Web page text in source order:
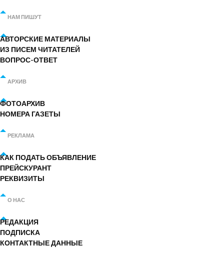
НАМ ПИШУТ
АВТОРСКИЕ МАТЕРИАЛЫ
ИЗ ПИСЕМ ЧИТАТЕЛЕЙ
ВОПРОС-ОТВЕТ
АРХИВ
ФОТОАРХИВ
НОМЕРА ГАЗЕТЫ
РЕКЛАМА
КАК ПОДАТЬ ОБЪЯВЛЕНИЕ
ПРЕЙСКУРАНТ
РЕКВИЗИТЫ
О НАС
РЕДАКЦИЯ
ПОДПИСКА
КОНТАКТНЫЕ ДАННЫЕ